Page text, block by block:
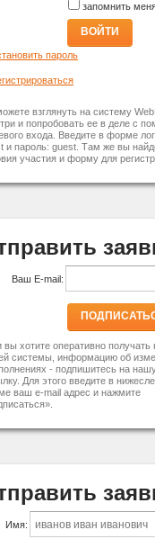
запомнить
ВОЙТИ
пароль
взглянуть на систему
и попробовать ее в деле с
входа. Введите в форме
и пароль: guest. Там же вы
участия и форму для
Ваш E-mail:
вы хотите оперативно получать
системы, информацию об
- подпишитесь на
Для этого введите в
ваш e-mail адрес и нажмите
Имя: